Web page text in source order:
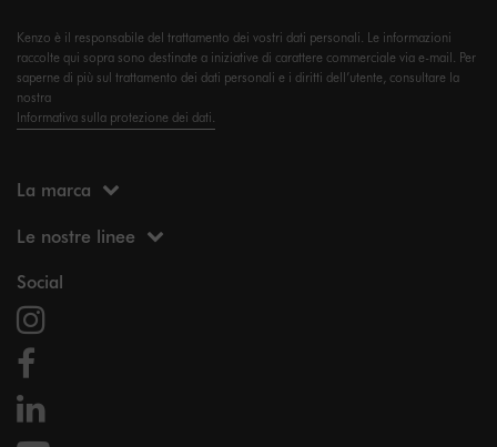
Kenzo è il responsabile del trattamento dei vostri dati personali. Le informazioni
raccolte qui sopra sono destinate a iniziative di carattere commerciale via e-mail. Per
saperne di più sul trattamento dei dati personali e i diritti dell’utente, consultare la
nostra
Informativa sulla protezione dei dati.
La marca
Le nostre linee
Social